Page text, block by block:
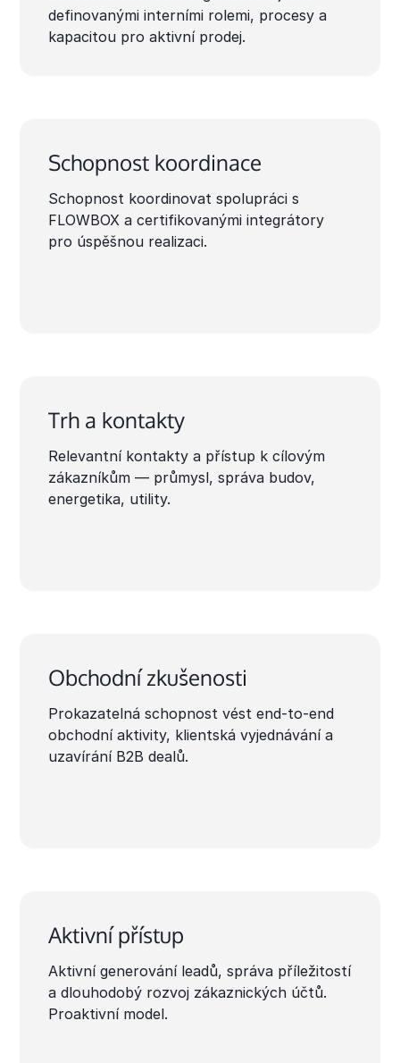
definovanými interními rolemi, procesy a
kapacitou pro aktivní prodej.
Schopnost koordinace
Schopnost koordinovat spolupráci s
FLOWBOX a certifikovanými integrátory
pro úspěšnou realizaci.
Trh a kontakty
Relevantní kontakty a přístup k cílovým
zákazníkům — průmysl, správa budov,
energetika, utility.
Obchodní zkušenosti
Prokazatelná schopnost vést end-to-end
obchodní aktivity, klientská vyjednávání a
uzavírání B2B dealů.
Aktivní přístup
Aktivní generování leadů, správa příležitostí
a dlouhodobý rozvoj zákaznických účtů.
Proaktivní model.